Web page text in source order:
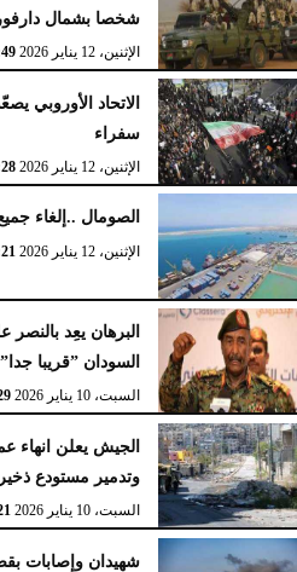
شخصا بشمال دارفور
الإثنين، 12 يناير 2026
سفراء
الإثنين، 12 يناير 2026
الصومال ..إلغاء
الإثنين، 12 يناير 2026
البرهان يعِد
السودان ”قريبا جدا”
السبت، 10 يناير 2026
الجيش يعلن
وتدمير مستودع
السبت، 10 يناير 2026
شهيدان وإصابات